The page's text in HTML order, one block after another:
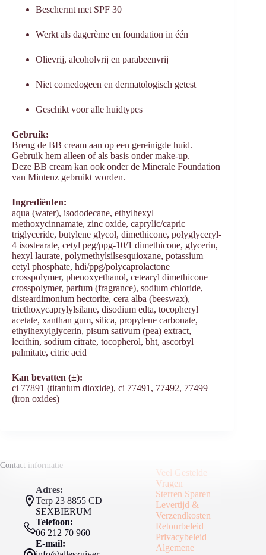
Beschermt met SPF 30
Werkt als dagcrème en foundation in één
Olievrij, alcoholvrij en parabeenvrij
Niet comedogeen en dermatologisch getest
Geschikt voor alle huidtypes
Gebruik:
Breng de BB cream aan op een gereinigde huid.
Gebruik hem alleen of als basis onder make-up.
Deze BB cream kan ook onder de Minerale Foundation
van Mintenz gebruikt worden.
Ingrediënten:
aqua (water), isododecane, ethylhexyl
methoxycinnamate, zinc oxide, caprylic/capric
triglyceride, butylene glycol, dimethicone, polyglyceryl-
4 isostearate, cetyl peg/ppg-10/1 dimethicone, glycerin,
hexyl laurate, polymethylsilsesquioxane, potassium
cetyl phosphate, hdi/ppg/polycaprolactone
crosspolymer, phenoxyethanol, cetearyl dimethicone
crosspolymer, parfum (fragrance), sodium chloride,
disteardimonium hectorite, cera alba (beeswax),
triethoxycaprylylsilane, disodium edta, tocopheryl
acetate, xanthan gum, silica, propylene carbonate,
ethylhexylglycerin, pisum sativum (pea) extract,
lecithin, sodium citrate, tocopherol, bht, ascorbyl
palmitate, citric acid
Kan bevatten (±):
ci 77891 (titanium dioxide), ci 77491, 77492, 77499
(iron oxides)
Contact informatie
Adres:
Terp 23 8855 CD
SEXBIERUM
Telefoon:
06 212 70 960
E-mail:
Veel Gestelde
Vragen
Sterren Sparen
Levertijd &
Verzendkosten
Retourbeleid
Privacybeleid
Algemene